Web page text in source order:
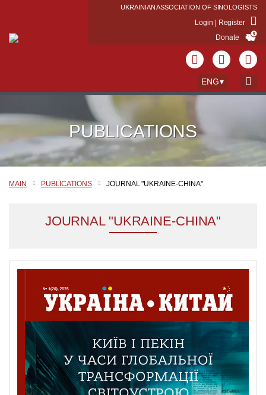
Login | Register
UKRAINIAN ASSOCIATION OF SINOLOGISTS
Donate
ENG
PUBLICATIONS
MAIN PUBLICATIONS JOURNAL "UKRAINE-CHINA"
JOURNAL "UKRAINE-CHINA"